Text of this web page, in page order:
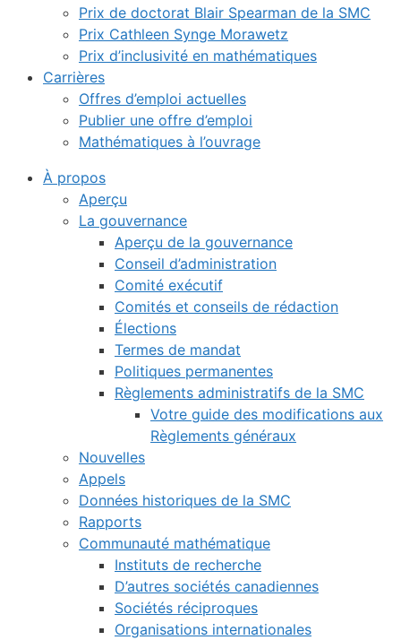
Prix de doctorat Blair Spearman de la SMC
Prix Cathleen Synge Morawetz
Prix d’inclusivité en mathématiques
Carrières
Offres d’emploi actuelles
Publier une offre d’emploi
Mathématiques à l’ouvrage
À propos
Aperçu
La gouvernance
Aperçu de la gouvernance
Conseil d’administration
Comité exécutif
Comités et conseils de rédaction
Élections
Termes de mandat
Politiques permanentes
Règlements administratifs de la SMC
Votre guide des modifications aux
Règlements généraux
Nouvelles
Appels
Données historiques de la SMC
Rapports
Communauté mathématique
Instituts de recherche
D’autres sociétés canadiennes
Sociétés réciproques
Organisations internationales